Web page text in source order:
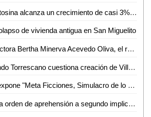
La economía potosina alcanza un crecimiento de casi 3% en este 2024
de vivienda antigua en San Miguelito
Entregan a la doctora Bertha Minerva Acevedo Oliva, el reconocimiento "Matilde Cabrera Ipiña de Corsi", año 2024
Diputado Edmundo Torrescano cuestiona creación de Villa de Pozos como municipio
Alonzo Cruces expone "Meta Ficciones, Simulacro de lo Real" en Tampico
PDI cumplimenta orden de aprehensión a segundo implicado en un triple homicidio